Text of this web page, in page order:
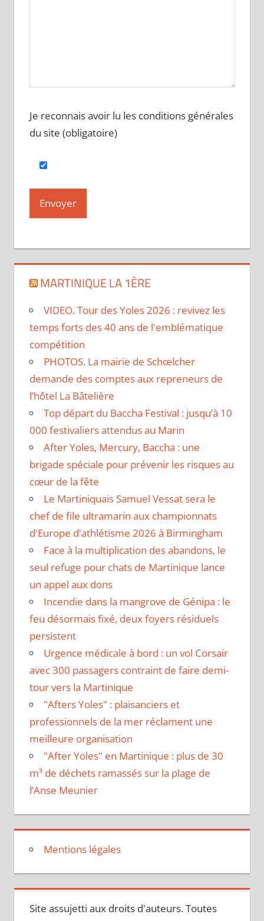
Je reconnais avoir lu les conditions générales
du site (obligatoire)
MARTINIQUE LA 1ÈRE
VIDEO. Tour des Yoles 2026 : revivez les
temps forts des 40 ans de l'emblématique
compétition
PHOTOS. La mairie de Schœlcher
demande des comptes aux repreneurs de
l’hôtel La Bâtelière
Top départ du Baccha Festival : jusqu’à 10
000 festivaliers attendus au Marin
After Yoles, Mercury, Baccha : une
brigade spéciale pour prévenir les risques au
cœur de la fête
Le Martiniquais Samuel Vessat sera le
chef de file ultramarin aux championnats
d'Europe d'athlétisme 2026 à Birmingham
Face à la multiplication des abandons, le
seul refuge pour chats de Martinique lance
un appel aux dons
Incendie dans la mangrove de Génipa : le
feu désormais fixé, deux foyers résiduels
persistent
Urgence médicale à bord : un vol Corsair
avec 300 passagers contraint de faire demi-
tour vers la Martinique
"Afters Yoles" : plaisanciers et
professionnels de la mer réclament une
meilleure organisation
"After Yoles" en Martinique : plus de 30
m³ de déchets ramassés sur la plage de
l’Anse Meunier
Mentions légales
Site assujetti aux droits d'auteurs. Toutes